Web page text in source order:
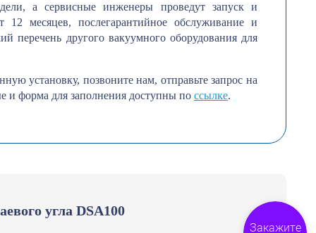
а сервисные инженеры проведут запуск и
месяцев, послегарантийное обслуживание и
перечень другого вакуумного оборудования для
установку, позвоните нам, отправьте запрос на
и форма для заполнения доступны по ссылке.
угла DSA100
Закажите